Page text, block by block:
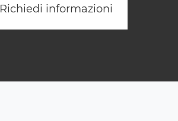
Richiedi informazioni